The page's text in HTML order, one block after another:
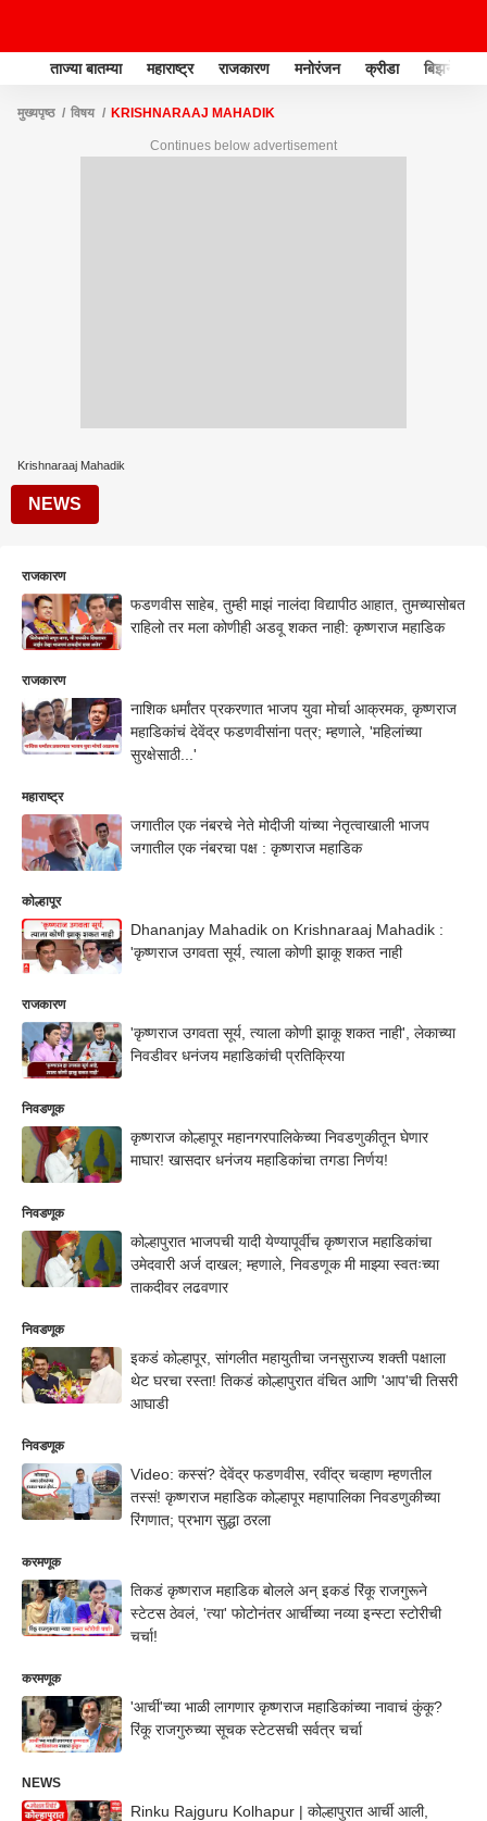
ताज्या बातम्या महाराष्ट्र राजकारण मनोरंजन क्रीडा बिझनेस
मुख्यपृष्ठ विषय KRISHNARAAJ MAHADIK
Continues below advertisement
Krishnaraaj Mahadik
NEWS
राजकारण
फडणवीस साहेब, तुम्ही माझं नालंदा विद्यापीठ आहात, तुमच्यासोबत
राहिलो तर मला कोणीही अडवू शकत नाही: कृष्णराज महाडिक
राजकारण
नाशिक धर्मांतर प्रकरणात भाजप युवा मोर्चा आक्रमक, कृष्णराज
महाडिकांचं देवेंद्र फडणवीसांना पत्र; म्हणाले, 'महिलांच्या
सुरक्षेसाठी...'
महाराष्ट्र
जगातील एक नंबरचे नेते मोदीजी यांच्या नेतृत्वाखाली भाजप
जगातील एक नंबरचा पक्ष : कृष्णराज महाडिक
कोल्हापूर
Dhananjay Mahadik on Krishnaraaj Mahadik :
'कृष्णराज उगवता सूर्य, त्याला कोणी झाकू शकत नाही
राजकारण
'कृष्णराज उगवता सूर्य, त्याला कोणी झाकू शकत नाही', लेकाच्या
निवडीवर धनंजय महाडिकांची प्रतिक्रिया
निवडणूक
कृष्णराज कोल्हापूर महानगरपालिकेच्या निवडणुकीतून घेणार
माघार! खासदार धनंजय महाडिकांचा तगडा निर्णय!
निवडणूक
कोल्हापुरात भाजपची यादी येण्यापूर्वीच कृष्णराज महाडिकांचा
उमेदवारी अर्ज दाखल; म्हणाले, निवडणूक मी माझ्या स्वतःच्या
ताकदीवर लढवणार
निवडणूक
इकडं कोल्हापूर, सांगलीत महायुतीचा जनसुराज्य शक्ती पक्षाला
थेट घरचा रस्ता! तिकडं कोल्हापुरात वंचित आणि 'आप'ची तिसरी
आघाडी
निवडणूक
Video: कस्सं? देवेंद्र फडणवीस, रवींद्र चव्हाण म्हणतील
तस्सं! कृष्णराज महाडिक कोल्हापूर महापालिका निवडणुकीच्या
रिंगणात; प्रभाग सुद्धा ठरला
करमणूक
तिकडं कृष्णराज महाडिक बोलले अन् इकडं रिंकू राजगुरूने
स्टेटस ठेवलं, 'त्या' फोटोनंतर आर्चीच्या नव्या इन्स्टा स्टोरीची
चर्चा!
करमणूक
'आर्ची'च्या भाळी लागणार कृष्णराज महाडिकांच्या नावाचं कुंकू?
रिंकू राजगुरुच्या सूचक स्टेटसची सर्वत्र चर्चा
NEWS
Rinku Rajguru Kolhapur | कोल्हापुरात आर्ची आली,